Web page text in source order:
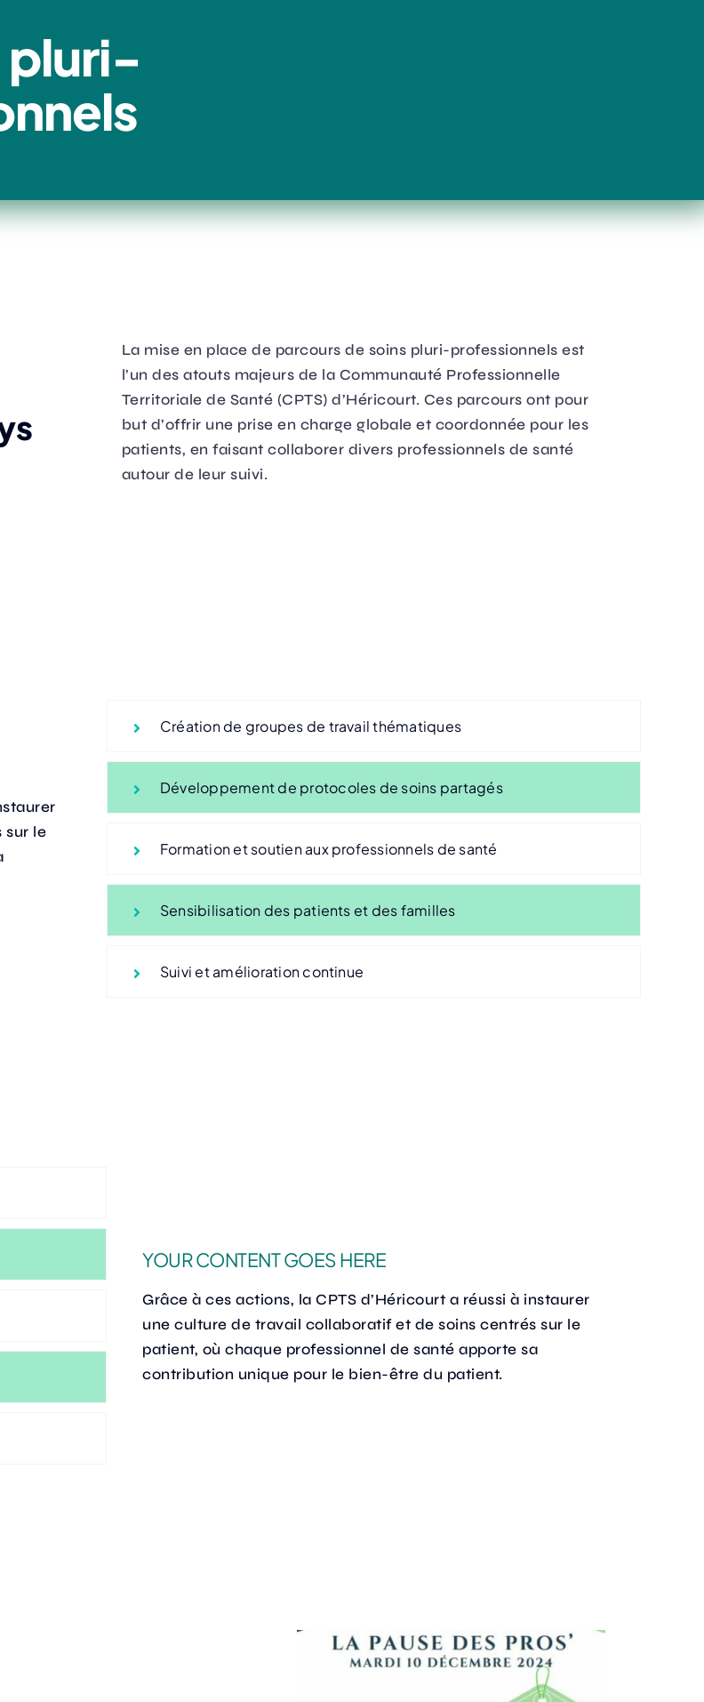
pluri-
La mise en place de parcours de soins pluri-professionnels est
l’un des atouts majeurs de la Communauté Professionnelle
Territoriale de Santé (CPTS) d’Héricourt. Ces parcours ont pour
but d’offrir une prise en charge globale et coordonnée pour les
patients, en faisant collaborer divers professionnels de santé
autour de leur suivi.
sur le
Création de groupes de travail thématiques
Développement de protocoles de soins partagés
Formation et soutien aux professionnels de santé
Sensibilisation des patients et des familles
Suivi et amélioration continue
YOUR CONTENT GOES HERE
Grâce à ces actions, la CPTS d’Héricourt a réussi à instaurer
une culture de travail collaboratif et de soins centrés sur le
patient, où chaque professionnel de santé apporte sa
contribution unique pour le bien-être du patient.